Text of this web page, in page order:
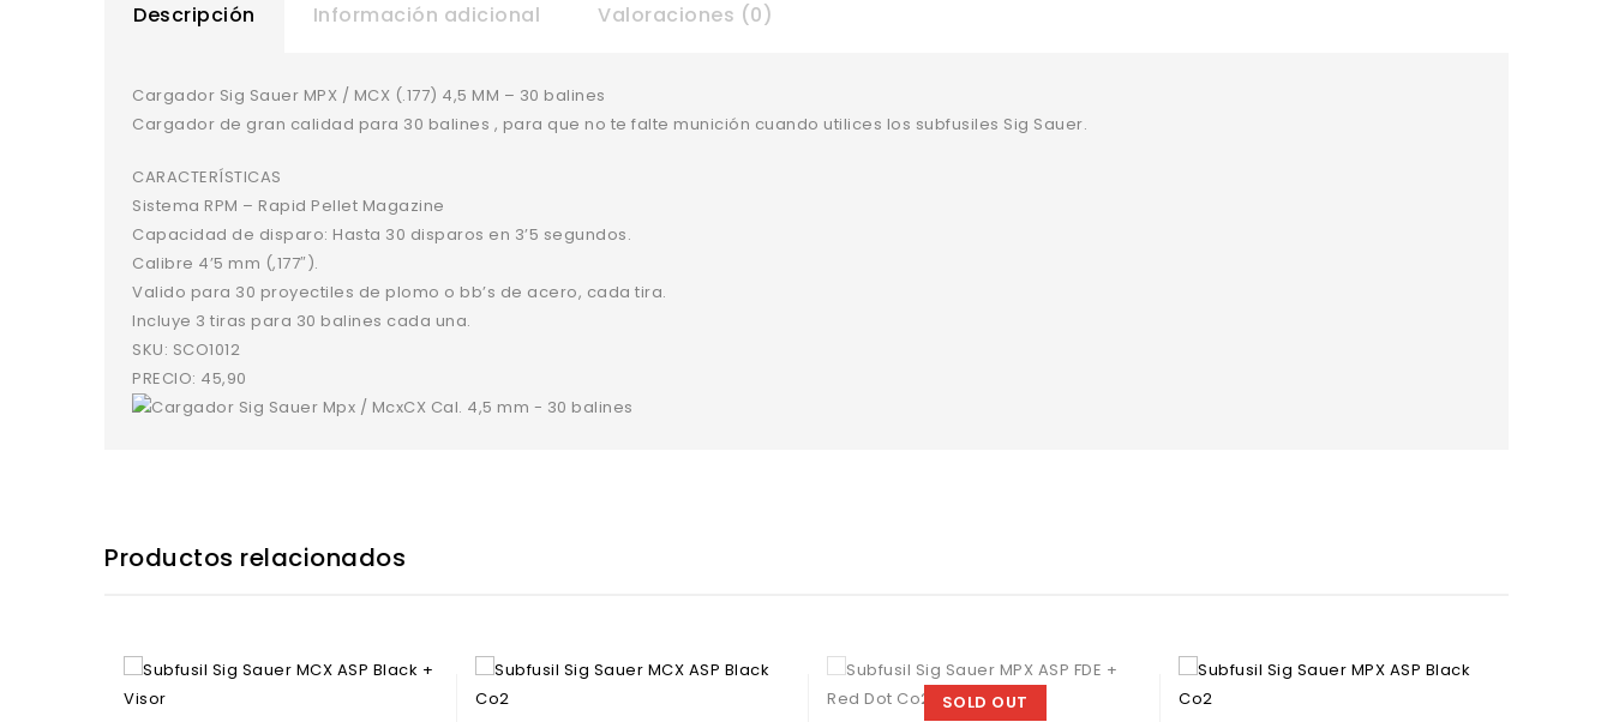
Descripción Información adicional Valoraciones (0)
Cargador Sig Sauer MPX / MCX (.177) 4,5 MM – 30 balines
Cargador de gran calidad para 30 balines , para que no te falte munición cuando utilices los subfusiles Sig Sauer.
CARACTERÍSTICAS
Sistema RPM – Rapid Pellet Magazine
Capacidad de disparo: Hasta 30 disparos en 3’5 segundos.
Calibre 4’5 mm (,177″).
Valido para 30 proyectiles de plomo o bb’s de acero, cada tira.
Incluye 3 tiras para 30 balines cada una.
SKU: SCO1012
PRECIO: 45,90
Productos relacionados
SOLD OUT